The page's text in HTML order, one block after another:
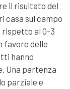
il risultato del
casa sul campo
rispetto al 0-3
favore delle
hanno
Una partenza
parziale e